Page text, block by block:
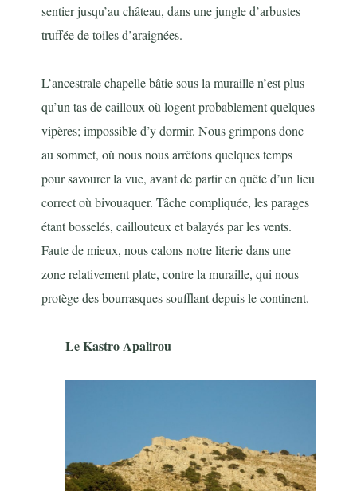
sentier jusqu’au château, dans une jungle d’arbustes
truffée de toiles d’araignées.
L’ancestrale chapelle bâtie sous la muraille n’est plus
qu’un tas de cailloux où logent probablement quelques
vipères; impossible d’y dormir. Nous grimpons donc
au sommet, où nous nous arrêtons quelques temps
pour savourer la vue, avant de partir en quête d’un lieu
correct où bivouaquer. Tâche compliquée, les parages
étant bosselés, caillouteux et balayés par les vents.
Faute de mieux, nous calons notre literie dans une
zone relativement plate, contre la muraille, qui nous
protège des bourrasques soufflant depuis le continent.
Le Kastro Apalirou